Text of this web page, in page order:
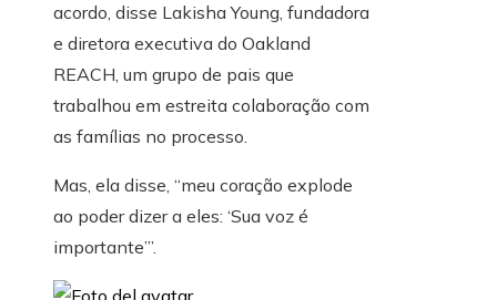
acordo, disse Lakisha Young, fundadora
e diretora executiva do Oakland
REACH, um grupo de pais que
trabalhou em estreita colaboração com
as famílias no processo.
Mas, ela disse, “meu coração explode
ao poder dizer a eles: ‘Sua voz é
importante’”.